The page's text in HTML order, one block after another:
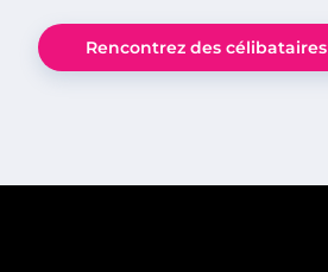
premier dîner chez lui
Rencontrez des célibataires